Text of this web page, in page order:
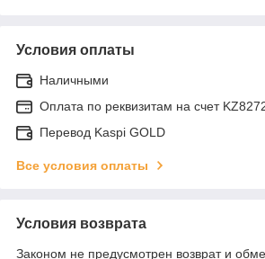
Условия оплаты
Наличными
Оплата по реквизитам на счет
Перевод Kaspi GOLD
Все условия оплаты
Условия возврата
Законом не предусмотрен возврат и